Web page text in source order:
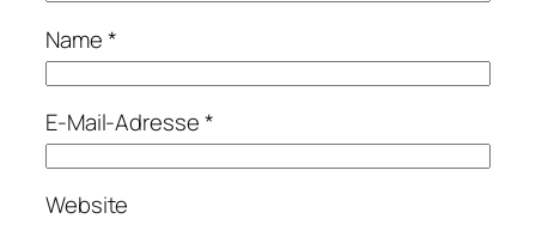
Name*
E-Mail-Adresse*
Website